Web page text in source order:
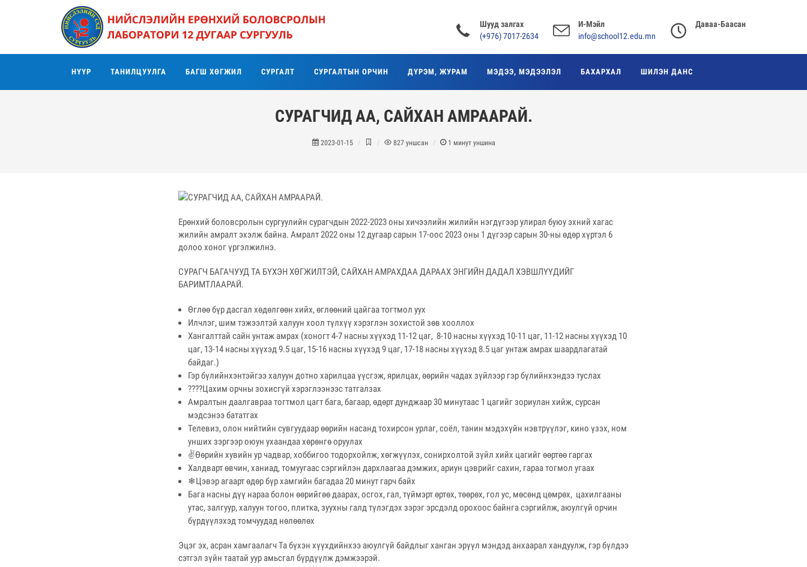
Шууд залгах
(+976) 7017-2634
И-Мэйл
info@school12.edu.mn
Даваа-Баасан
НҮҮР ТАНИЛЦУУЛГА БАГШ ХӨГЖИЛ СУРГАЛТ СУРГАЛТЫН ОРЧИН ДҮРЭМ, ЖУРАМ МЭДЭЭ, МЭДЭЭЛЭЛ БАХАРХАЛ ШИЛЭН ДАНС
СУРАГЧИД АА, САЙХАН АМРААРАЙ.
2023-01-15 827 уншсан 1 минут уншина
Ерөнхий боловсролын сургуулийн сурагчдын 2022-2023 оны хичээлийн жилийн нэгдүгээр улирал буюу эхний хагас
жилийн амралт эхэлж байна. Амралт 2022 оны 12 дугаар сарын 17-оос 2023 оны 1 дүгээр сарын 30-ны өдөр хүртэл 6
долоо хоног үргэлжилнэ.
СУРАГЧ БАГАЧУУД ТА БҮХЭН ХӨГЖИЛТЭЙ, САЙХАН АМРАХДАА ДАРААХ ЭНГИЙН ДАДАЛ ХЭВШЛҮҮДИЙГ
БАРИМТЛААРАЙ.
Өглөө бүр дасгал хөдөлгөөн хийх, өглөөний цайгаа тогтмол уух
Илчлэг, шим тэжээлтэй халуун хоол түлхүү хэрэглэн зохистой зөв хооллох
Хангалттай сайн унтаж амрах (хоногт 4-7 насны хүүхэд 11-12 цаг, 8-10 насны хүүхэд 10-11 цаг, 11-12 насны хүүхэд 10
цаг, 13-14 насны хүүхэд 9.5 цаг, 15-16 насны хүүхэд 9 цаг, 17-18 насны хүүхэд 8.5 цаг унтаж амрах шаардлагатай
байдаг.)
Гэр бүлийнхэнтэйгээ халуун дотно харилцаа үүсгэж, ярилцах, өөрийн чадах зүйлээр гэр бүлийнхэндээ туслах
????Цахим орчны зохисгүй хэрэглээнээс татгалзах
Амралтын даалгавраа тогтмол цагт бага, багаар, өдөрт дунджаар 30 минутаас 1 цагийг зориулан хийж, сурсан
мэдсэнээ бататгах
Телевиз, олон нийтийн сувгуудаар өөрийн насанд тохирсон урлаг, соёл, танин мэдэхүйн нэвтрүүлэг, кино үзэх, ном
унших зэргээр оюун ухаандаа хөрөнгө оруулах
✌Өөрийн хувийн ур чадвар, хоббигоо тодорхойлж, хөгжүүлэх, сонирхолтой зүйл хийх цагийг өөртөө гаргах
Халдварт өвчин, ханиад, томуугаас сэргийлэн дархлаагаа дэмжих, ариун цэврийг сахин, гараа тогмол угаах
❄Цэвэр агаарт өдөр бүр хамгийн багадаа 20 минут гарч байх
Бага насны дүү нараа болон өөрийгөө даарах, осгох, гал, түймэрт өртөх, төөрөх, гол ус, мөсөнд цөмрөх, цахилгааны
утас, залгуур, халуун тогоо, плитка, зуухны галд түлэгдэх зэрэг эрсдэлд орохоос байнга сэргийлж, аюулгүй орчин
бүрдүүлэхэд томчуудад нөлөөлөх
Эцэг эх, асран хамгаалагч Та бүхэн хүүхдийнхээ аюулгүй байдлыг ханган эрүүл мэндэд анхаарал хандуулж, гэр бүлдээ
сэтгэл зүйн таатай уур амьсгал бүрдүүлж дэмжээрэй.